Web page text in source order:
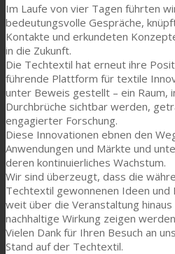
Im Laufe von vier Tagen führten
bedeutungsvolle Gespräche,
Kontakte und erkundeten
in die Zukunft.
Die Techtextil hat erneut ihre
führende Plattform für textile
unter Beweis gestellt – ein Raum,
Durchbrüche sichtbar werden,
engagierter Forschung.
Diese Innovationen ebnen den
Anwendungen und Märkte und
deren kontinuierliches Wachstum.
Wir sind überzeugt, dass die
Techtextil gewonnenen Ideen und
weit über die Veranstaltung hinaus
nachhaltige Wirkung zeigen
Vielen Dank für Ihren Besuch an
Stand auf der Techtextil.